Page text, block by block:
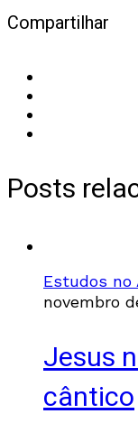
Compartilhar
Posts
Estudos no
novembro
Jesus
cântico